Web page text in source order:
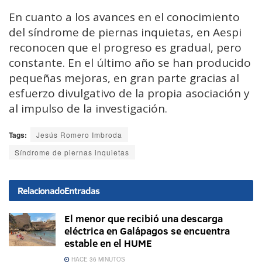
En cuanto a los avances en el conocimiento
del síndrome de piernas inquietas, en Aespi
reconocen que el progreso es gradual, pero
constante. En el último año se han producido
pequeñas mejoras, en gran parte gracias al
esfuerzo divulgativo de la propia asociación y
al impulso de la investigación.
Tags:
Jesús Romero Imbroda
Síndrome de piernas inquietas
RelacionadoEntradas
El menor que recibió una descarga
eléctrica en Galápagos se encuentra
estable en el HUME
HACE 36 MINUTOS